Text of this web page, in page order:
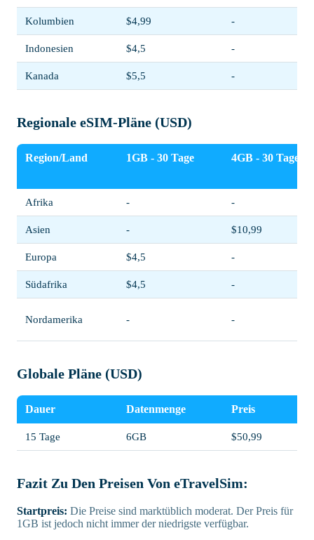
Kolumbien $4,99 -
Indonesien $4,5 -
Kanada $5,5 -
Regionale eSIM-Pläne (USD)
Region/Land 1GB - 30 Tage 4GB - 30 Tage
Afrika - -
Asien - $10,99
Europa $4,5 -
Südafrika $4,5 -
Nordamerika - -
Globale Pläne (USD)
Dauer Datenmenge Preis
15 Tage 6GB $50,99
Fazit Zu Den Preisen Von eTravelSim:
Startpreis: Die Preise sind marktüblich moderat. Der Preis für
1GB ist jedoch nicht immer der niedrigste verfügbar.